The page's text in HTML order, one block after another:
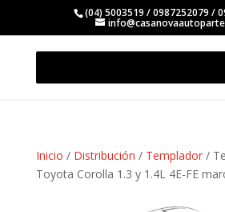
(04) 5003519 / 0987252079 /
Inicio / Distribución / Templador/
Toyota Corolla 1.3 y 1.4L 4E-FE